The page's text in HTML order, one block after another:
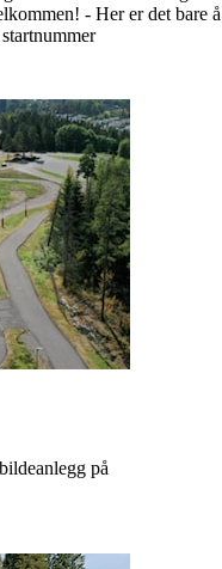
- Her er det bare å
på